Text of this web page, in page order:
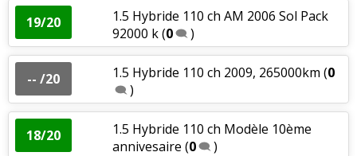
19/20
1.5 Hybride 110 ch AM 2006 Sol Pack
92000 k(0 )
-- /20 1.5 Hybride 110 ch 2009, 265000km (0
)
18/20
1.5 Hybride 110 ch Modèle 10ème
annivesaire (0 )